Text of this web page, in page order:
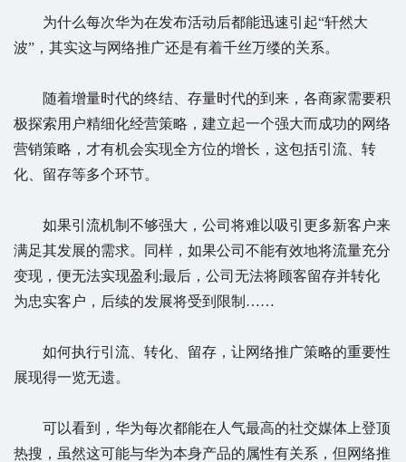
为什么每次华为在发布活动后都能迅速引起“轩然大
波”，其实这与网络推广还是有着千丝万缕的关系。
随着增量时代的终结、存量时代的到来，各商家需要积
极探索用户精细化经营策略，建立起一个强大而成功的网络
营销策略，才有机会实现全方位的增长，这包括引流、转
化、留存等多个环节。
如果引流机制不够强大，公司将难以吸引更多新客户来
满足其发展的需求。同样，如果公司不能有效地将流量充分
变现，便无法实现盈利;最后，公司无法将顾客留存并转化
为忠实客户，后续的发展将受到限制……
如何执行引流、转化、留存，让网络推广策略的重要性
展现得一览无遗。
可以看到，华为每次都能在人气最高的社交媒体上登顶
热搜，虽然这可能与华为本身产品的属性有关系，但网络推